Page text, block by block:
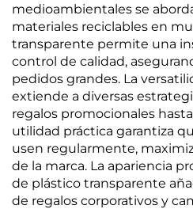
medioambientales se
materiales reciclables en
transparente permite una
control de calidad,
pedidos grandes. La
extiende a diversas
regalos promocionales
utilidad práctica garantiza
usen regularmente,
de la marca. La apariencia
de plástico transparente
de regalos corporativos y